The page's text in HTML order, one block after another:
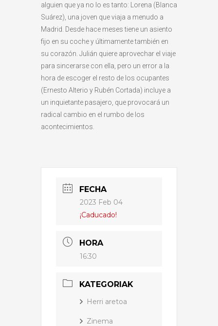
alguien que ya no lo es tanto: Lorena (Blanca
Suárez), una joven que viaja a menudo a
Madrid. Desde hace meses tiene un asiento
fijo en su coche y últimamente también en
su corazón. Julián quiere aprovechar el viaje
para sincerarse con ella, pero un error a la
hora de escoger el resto de los ocupantes
(Ernesto Alterio y Rubén Cortada) incluye a
un inquietante pasajero, que provocará un
radical cambio en el rumbo de los
acontecimientos.
FECHA
2023 Feb 04
¡Caducado!
HORA
16:30
KATEGORIAK
Herri aretoa
Zinema